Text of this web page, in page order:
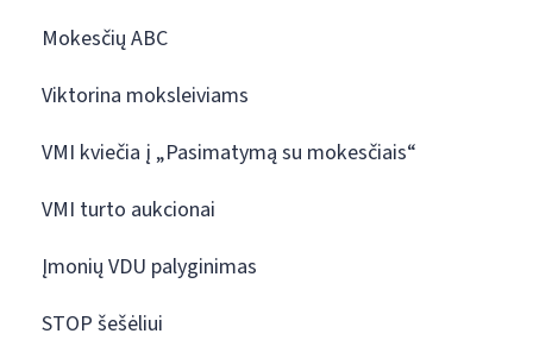
Mokesčių ABC
Viktorina moksleiviams
VMI kviečia į „Pasimatymą su mokesčiais“
VMI turto aukcionai
Įmonių VDU palyginimas
STOP šešėliui